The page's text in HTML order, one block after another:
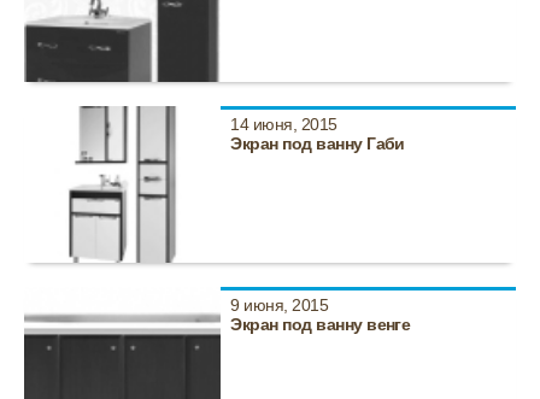
14 июня, 2015
Экран под ванну Габи
9 июня, 2015
Экран под ванну венге